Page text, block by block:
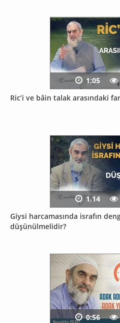
Ric’i ve bâin talak arasındaki
1:05
Giysi harcamasında israfın
düşünülmelidir?
1.14
0:56